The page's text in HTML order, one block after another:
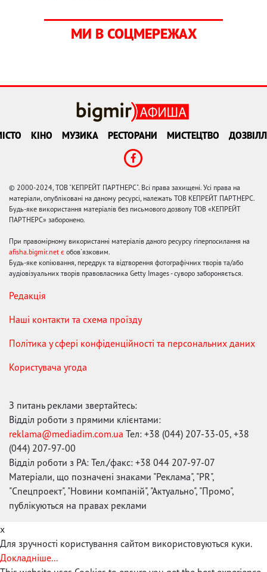
МИ В СОЦМЕРЕЖАХ
КІНО МУЗИКА РЕСТОРАНИ МИСТЕЦТВО
© 2000-2024, ТОВ "КЕПРЕЙТ ПАРТНЕРС". Всі права захищені. Усі права на
матеріали, опубліковані на даному ресурсі, належать ТОВ КЕПРЕЙТ ПАРТНЕРС.
Будь-яке використання матеріалів без письмового дозволу ТОВ «КЕПРЕЙТ
ПАРТНЕРС» заборонено.
При правомірному використанні матеріалів даного ресурсу гіперпосилання на
afisha.bigmir.net є обов'язковим.
Будь-яке копіювання, передрук та відтворення фотографічних творів та/або
аудіовізуальних творів правовласника Getty Images - суворо забороняється.
Редакція
Наші контакти та схема проїзду
Політика у сфері конфіденційності та персональних даних
Користувача угода
З питань реклами звертайтесь:
Відділ роботи з прямими клієнтами:
reklama@mediadim.com.ua Тел: +38 (044) 207-33-05, +38
(044) 207-97-00
Відділ роботи з РА: Тел./факс: +38 044 207-97-07
Матеріали, що позначені знаками "Реклама", "PR",
"Спецпроект", "Новини компаній", "Актуально", "Промо",
публікуються на правах реклами
x
Для зручності користування сайтом використовуються куки.
Докладніше...